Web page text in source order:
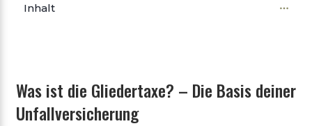
Inhalt
Was ist die Gliedertaxe? – Die Basis deiner
Unfallversicherung